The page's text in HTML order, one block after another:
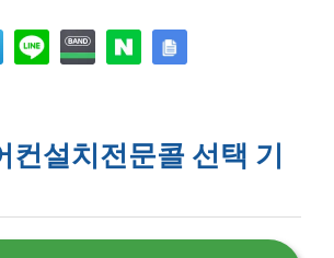
컨설치전문콜 선택 기